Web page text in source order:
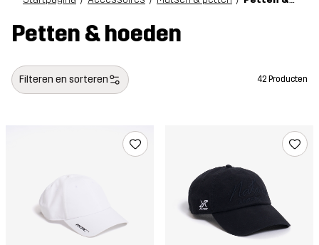
Petten & hoeden
Filteren en sorteren 42 Producten